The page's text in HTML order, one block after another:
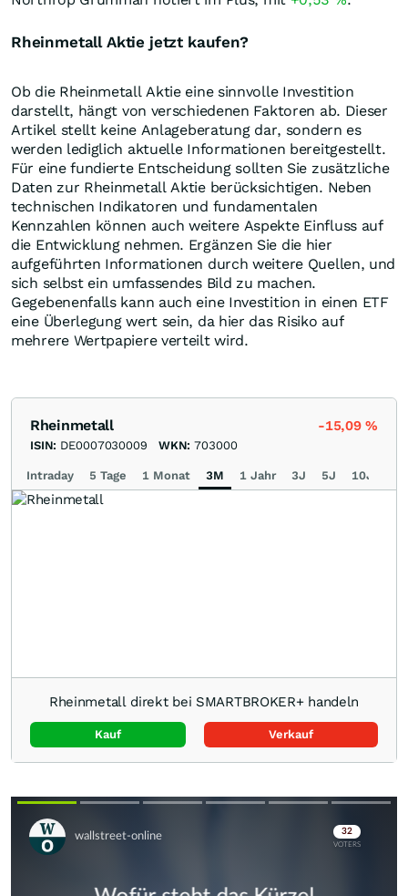
Rheinmetall Aktie jetzt kaufen?
Ob die Rheinmetall Aktie eine sinnvolle Investition
darstellt, hängt von verschiedenen Faktoren ab. Dieser
Artikel stellt keine Anlageberatung dar, sondern es
werden lediglich aktuelle Informationen bereitgestellt.
Für eine fundierte Entscheidung sollten Sie zusätzliche
Daten zur Rheinmetall Aktie berücksichtigen. Neben
technischen Indikatoren und fundamentalen
Kennzahlen können auch weitere Aspekte Einfluss auf
die Entwicklung nehmen. Ergänzen Sie die hier
aufgeführten Informationen durch weitere Quellen, und
sich selbst ein umfassendes Bild zu machen.
Gegebenenfalls kann auch eine Investition in einen ETF
eine Überlegung wert sein, da hier das Risiko auf
mehrere Wertpapiere verteilt wird.
Rheinmetall -15,09%
ISIN: DE0007030009 WKN: 703000
Intraday 5 Tage 1 Monat 3M 1 Jahr 3J 5J 10J
Rheinmetall direkt bei SMARTBROKER+ handeln
Kauf Verkauf
Skip